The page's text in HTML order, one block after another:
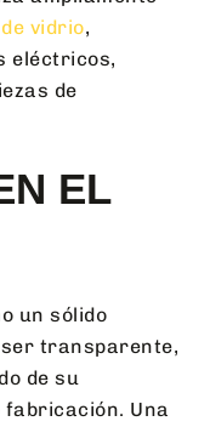
vidrio,
eléctricos,
de
EL
un sólido
transparente,
de su
fabricación. Una